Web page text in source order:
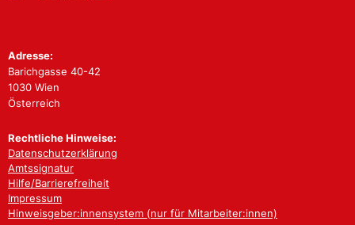
Adresse:
Barichgasse 40-42
1030 Wien
Österreich
Rechtliche Hinweise:
Datenschutzerklärung
Amtssignatur
Hilfe/Barrierefreiheit
Impressum
Hinweisgeber:innensystem (nur für Mitarbeiter:innen)